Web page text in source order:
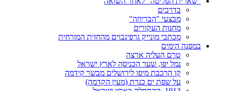
בדרכים
מבצעי "הבריחה"
מחנות העקורים
מכתבי מונייק גרפינבוים מהחזית המזרחית
במפנה הימים
טרם העליה ארצה
נמל יפו, שער הכניסה לארץ ישראל
קו הרכבת מיפו לירושלים מבשר קידמה
על שפת ים כנרת (מעין הקדמה)